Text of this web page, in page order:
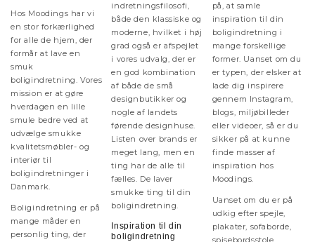
Hos Moodings har vi
en stor forkærlighed
for alle de hjem, der
formår at lave en
smuk
boligindretning. Vores
mission er at gøre
hverdagen en lille
smule bedre ved at
udvælge smukke
kvalitetsmøbler- og
interiør til
boligindretninger i
Danmark.
Boligindretning er på
mange måder en
personlig ting, der
indretningsfilosofi,
både den klassiske og
moderne, hvilket i høj
grad også er afspejlet
i vores udvalg, der er
en god kombination
af både de små
designbutikker og
nogle af landets
førende designhuse.
Listen over brands er
meget lang, men en
ting har de alle til
fælles. De laver
smukke ting til din
boligindretning.
Inspiration til din
boligindretning
på, at samle
inspiration til din
boligindretning i
mange forskellige
former. Uanset om du
er typen, der elsker at
lade dig inspirere
gennem Instagram,
blogs, miljøbilleder
eller videoer, så er du
sikker på at kunne
finde masser af
inspiration hos
Moodings.
Uanset om du er på
udkig efter spejle,
plakater, sofaborde,
spisebordsstole,